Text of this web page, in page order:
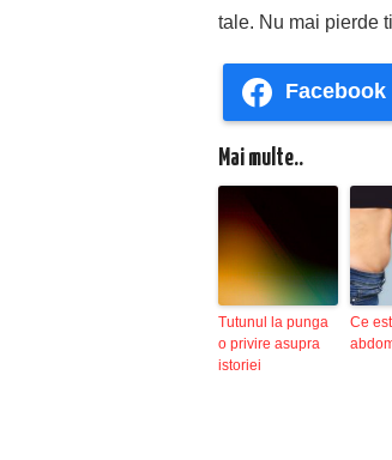
tale. Nu mai pierde
Facebook
Mai multe..
Tutunul la punga
o privire asupra
istoriei
Ce